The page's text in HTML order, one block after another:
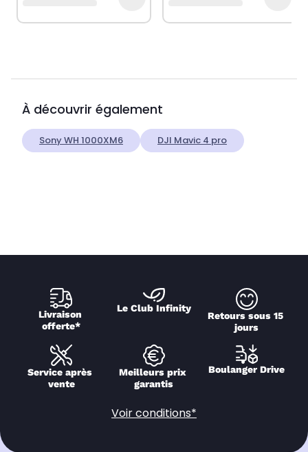
À découvrir également
Sony WH 1000XM6 DJI Mavic 4 pro
Livraison
offerte*
Le Club Infinity
Retours sous 15
jours
Service après
vente
Meilleurs prix
garantis
Boulanger Drive
Voir conditions*